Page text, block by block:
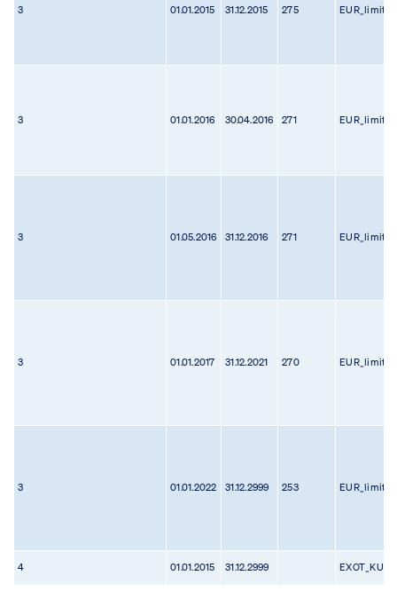
3 01.01.2015 31.12.2015 275 EUR_limit
3 01.01.2016 30.04.2016 271 EUR_limit
3 01.05.2016 31.12.2016 271 EUR_limit
3 01.01.2017 31.12.2021 270 EUR_limit
3 01.01.2022 31.12.2999 253 EUR_limit
4 01.01.2015 31.12.2999